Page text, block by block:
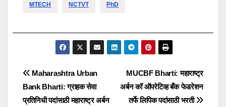
MTECH NCTVT PhD
Post
navigation
MUCBF Bharti: महाराष्ट्र
अर्बन कॉ ऑपरेटिव्ह बँक फेडरेशन
तर्फे लिपिक पदांसाठी भरती
Maharashtra Urban
Bank Bharti: ग्राहक सेवा
प्रतिनिधी पदांसाठी महाराष्ट्र अर्बन